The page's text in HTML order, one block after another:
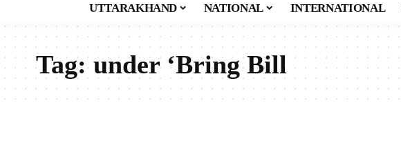
UTTARAKHAND NATIONAL INTERNATIONAL
Tag:under ‘Bring Bill